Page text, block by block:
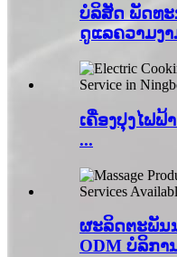
ບໍລິສັດ ພັດທ
ດູແລຄວາມງ
ເຄື່ອງປຸງໄຟຟ້
...
ຜະລິດຕະພັນ
ODM ບໍລິກາ